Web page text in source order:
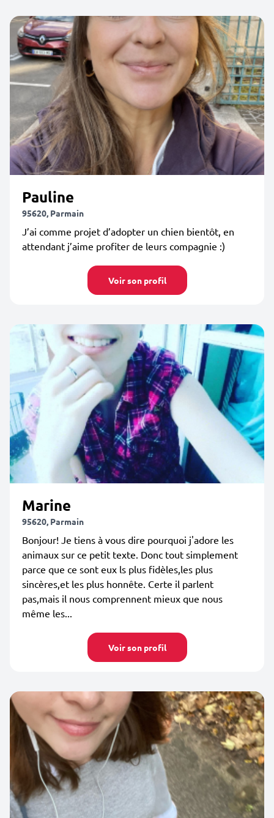
Pauline
95620, Parmain
J’ai comme projet d’adopter un chien bientôt, en
attendant j’aime profiter de leurs compagnie :)
Voir son profil
Marine
95620, Parmain
Bonjour! Je tiens à vous dire pourquoi j'adore les
animaux sur ce petit texte. Donc tout simplement
parce que ce sont eux ls plus fidèles,les plus
sincères,et les plus honnête. Certe il parlent
pas,mais il nous comprennent mieux que nous
même les...
Voir son profil